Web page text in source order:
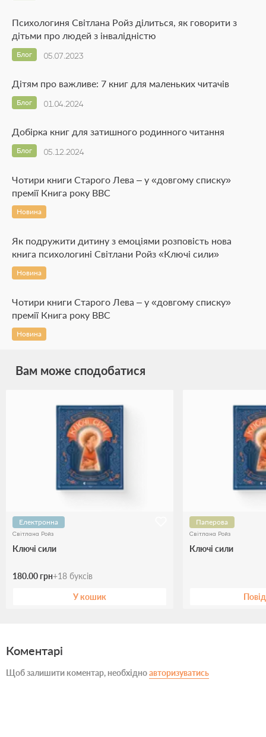
Психологиня Світлана Ройз ділиться, як говорити з
дітьми про людей з інвалідністю
05.07.2023
Блог
Дітям про важливе: 7 книг для маленьких читачів
01.04.2024
Блог
Добірка книг для затишного родинного читання
05.12.2024
Блог
Чотири книги Старого Лева – у «довгому списку»
премії Книга року ВВС
Новина
Як подружити дитину з емоціями розповість нова
книга психологині Світлани Ройз «Ключі сили»
Новина
Чотири книги Старого Лева – у «довгому списку»
премії Книга року ВВС
Новина
Вам може сподобатися
Електронна
Світлана Ройз
Ключі сили
180.00 грн+18 буксів
У кошик
Паперова
Світлана Ройз
Ключі сили
Коментарі
Щоб залишити коментар, необхідноавторизуватись